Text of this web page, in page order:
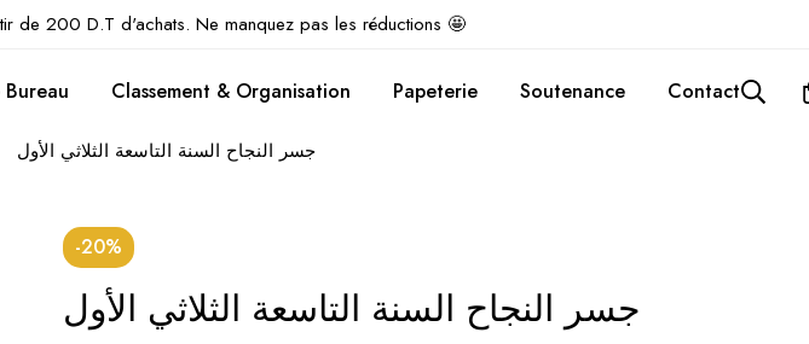
de 200 D.T d'achats. Ne manquez pas les réductions 🤩
Classement & Organisation Papeterie Soutenance Contact
جسر النجاح السنة التاسعة الثلاثي الأول
-20%
جسر النجاح السنة التاسعة الثلاثي الأول